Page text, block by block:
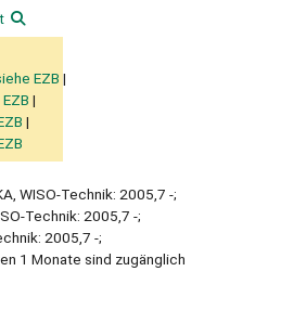
EZB
WISO-Technik: 2005,7 -;
Technik: 2005,7 -;
2005,7 -;
1 Monate sind zugänglich